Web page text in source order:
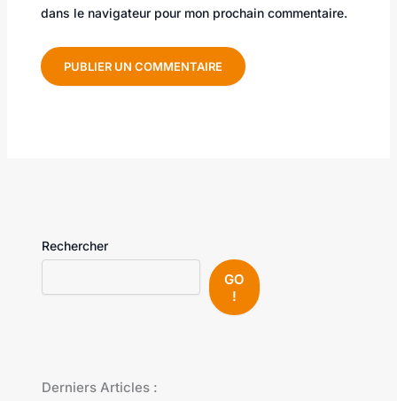
dans le navigateur pour mon prochain commentaire.
Rechercher
GO
!
Derniers Articles :